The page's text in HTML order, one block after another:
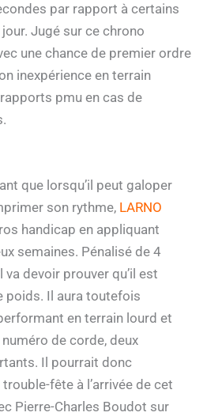
par rapport à certains
Jugé sur ce chrono
une chance de premier ordre
inexpérience en terrain
pmu en cas de
que lorsqu’il peut galoper
son rythme, LARNO
handicap en appliquant
semaines. Pénalisé de 4
devoir prouver qu’il est
poids. Il aura toutefois
en terrain lourd et
numéro de corde, deux
Il pourrait donc
fête à l’arrivée de cet
Pierre-Charles Boudot sur